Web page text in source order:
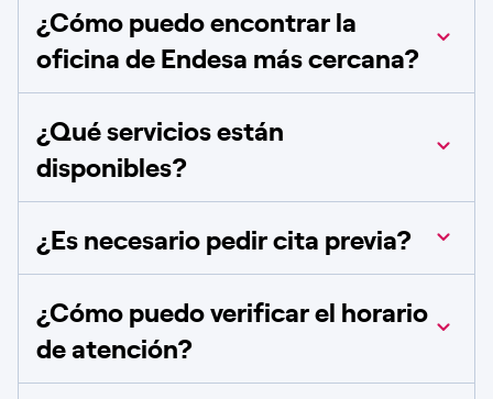
¿Cómo puedo encontrar la
oficina de Endesa más cercana?
¿Qué servicios están
disponibles?
¿Es necesario pedir cita previa?
¿Cómo puedo verificar el horario
de atención?